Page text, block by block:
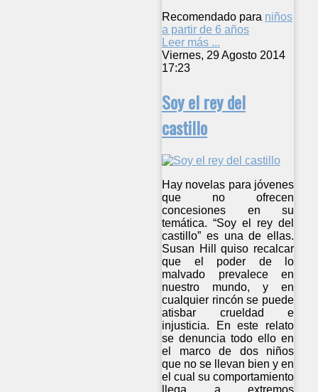
Recomendado para niños
a partir de 6 años
Leer más ...
Viernes, 29 Agosto 2014
17:23
Soy el rey del
castillo
Hay novelas para jóvenes
que no ofrecen
concesiones en su
temática. “Soy el rey del
castillo” es una de ellas.
Susan Hill quiso recalcar
que el poder de lo
malvado prevalece en
nuestro mundo, y en
cualquier rincón se puede
atisbar crueldad e
injusticia. En este relato
se denuncia todo ello en
el marco de dos niños
que no se llevan bien y en
el cual su comportamiento
llega a extremos